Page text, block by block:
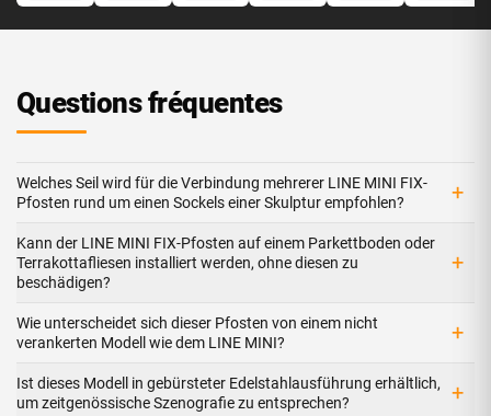
Questions fréquentes
Welches Seil wird für die Verbindung mehrerer LINE MINI FIX-
Pfosten rund um einen Sockels einer Skulptur empfohlen?
+
Kann der LINE MINI FIX-Pfosten auf einem Parkettboden oder
Terrakottafliesen installiert werden, ohne diesen zu
beschädigen?
+
Wie unterscheidet sich dieser Pfosten von einem nicht
verankerten Modell wie dem LINE MINI?
+
Ist dieses Modell in gebürsteter Edelstahlausführung erhältlich,
um zeitgenössische Szenografie zu entsprechen?
+